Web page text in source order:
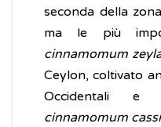
seconda della
ma le più
cinnamomum
Ceylon, coltivato
Occidentali e
cinnamomum